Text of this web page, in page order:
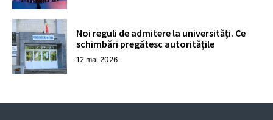
Noi reguli de admitere la universități. Ce
schimbări pregătesc autoritățile
12 mai 2026